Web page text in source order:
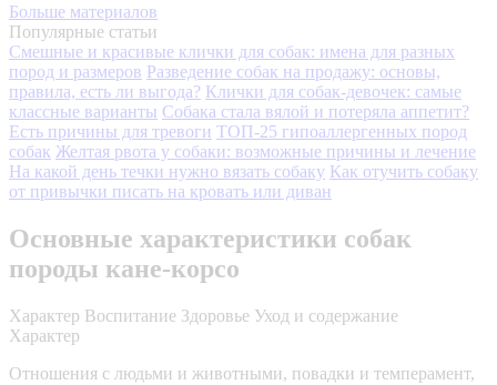
Больше материалов
Популярные статьи
Смешные и красивые клички для собак: имена для разных
пород и размеров Разведение собак на продажу: основы,
правила, есть ли выгода? Клички для собак-девочек: самые
классные варианты Собака стала вялой и потеряла аппетит?
Есть причины для тревоги ТОП-25 гипоаллергенных пород
собак Желтая рвота у собаки: возможные причины и лечение
На какой день течки нужно вязать собаку Как отучить собаку
от привычки писать на кровать или диван
Основные характеристики собак
породы кане-корсо
Характер Воспитание Здоровье Уход и содержание
Характер
Отношения с людьми и животными, повадки и темперамент,